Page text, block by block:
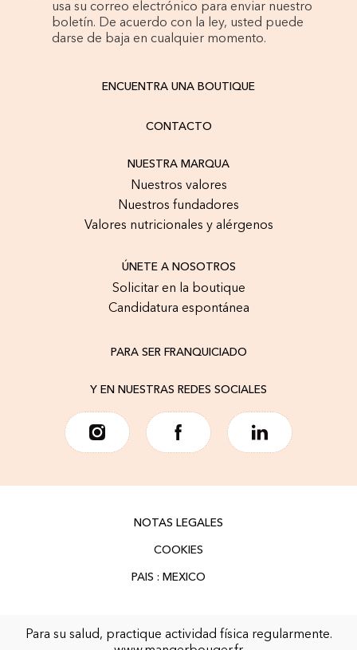
usa su correo electrónico para enviar nuestro
boletín. De acuerdo con la ley, usted puede
darse de baja en cualquier momento.
ENCUENTRA UNA BOUTIQUE
CONTACTO
NUESTRA MARQUA
Nuestros valores
Nuestros fundadores
Valores nutricionales y alérgenos
ÚNETE A NOSOTROS
Solicitar en la boutique
Candidatura espontánea
PARA SER FRANQUICIADO
Y EN NUESTRAS REDES SOCIALES
NOTAS LEGALES
COOKIES
Para su salud, practique actividad física regularmente.